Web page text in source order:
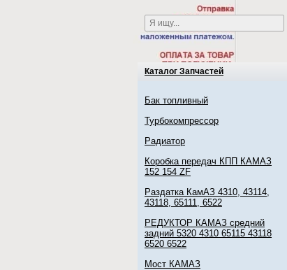
Каталог Запчастей
Бак топливный
Турбокомпрессор
Радиатор
Коробка передач КПП КАМАЗ
152 154 ZF
Раздатка КамАЗ 4310, 43114,
43118, 65111, 6522
РЕДУКТОР КАМАЗ средний
задний 5320 4310 65115 43118
6520 6522
Мост КАМАЗ